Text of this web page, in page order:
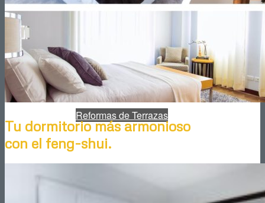
Reformas de Baños
Reformas de Terrazas
Reformas de Jardines
Tu dormitorio más armonioso
con el feng-shui.